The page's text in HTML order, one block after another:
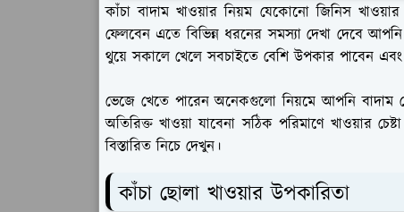
কাঁচা বাদাম খাওয়ার নিয়ম যেকোনো জিনিস
ফেলবেন এতে বিভিন্ন ধরনের সমস্যা দেখা দেবে
থুয়ে সকালে খেলে সবচাইতে বেশি উপকার পাবেন
ভেজে খেতে পারেন অনেকগুলো নিয়মে আপনি
অতিরিক্ত খাওয়া যাবেনা সঠিক পরিমাণে খাওয়ার
বিস্তারিত নিচে দেখুন।
কাঁচা ছোলা খাওয়ার উপকারিতা